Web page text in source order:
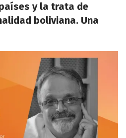
y la trata de
boliviana. Una